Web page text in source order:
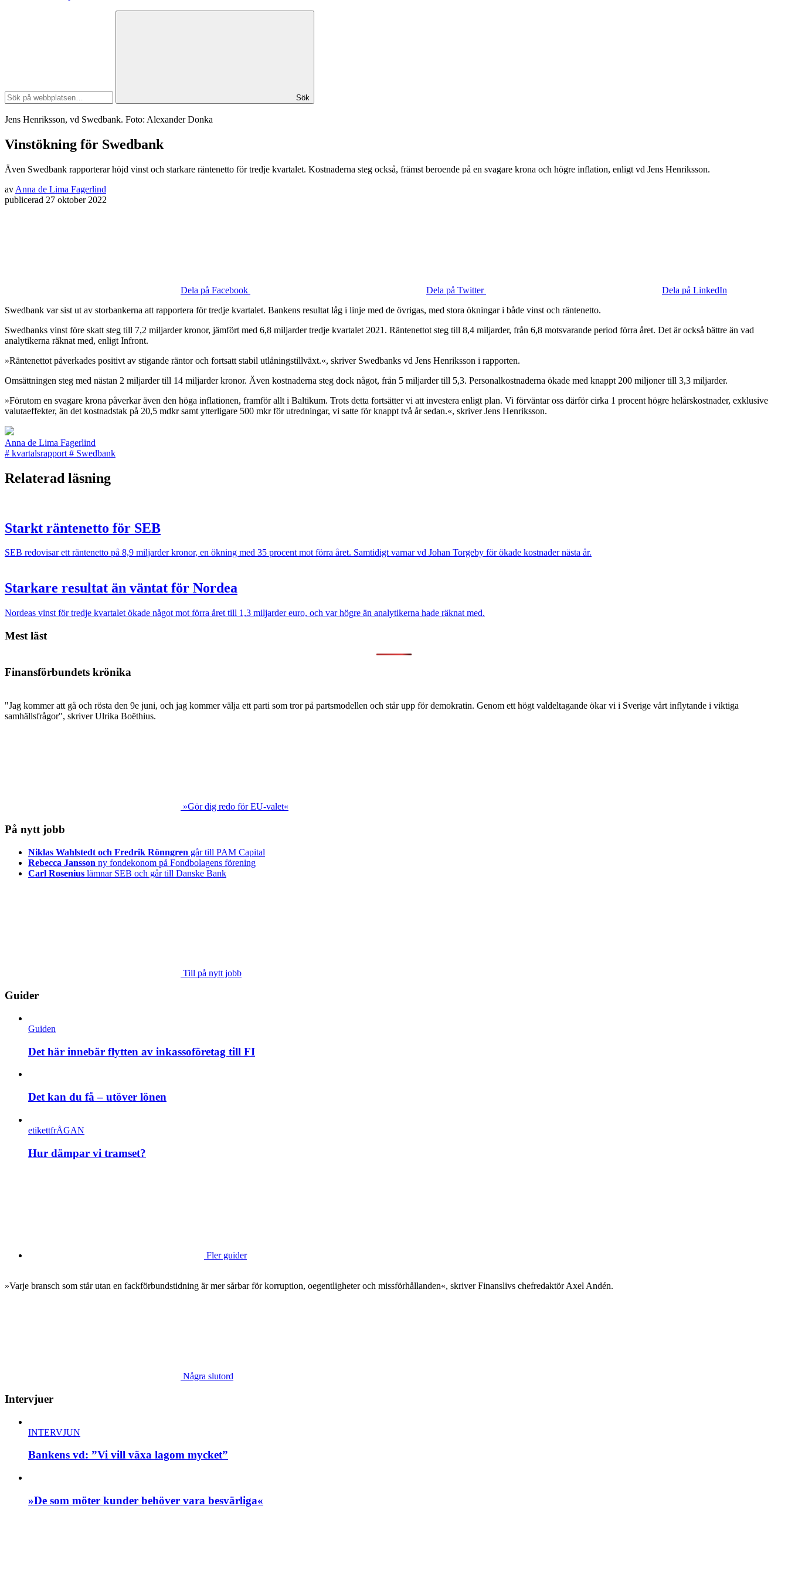
Sök
Jens Henriksson, vd Swedbank. Foto: Alexander Donka
Vinstökning för Swedbank
Även Swedbank rapporterar höjd vinst och starkare räntenetto för tredje kvartalet. Kostnaderna steg också, främst beroende på en svagare krona och högre inflation, enligt vd Jens Henriksson.
av Anna de Lima Fagerlind
publicerad 27 oktober 2022
Dela på Facebook Dela på Twitter
Dela på LinkedIn
Swedbank var sist ut av storbankerna att rapportera för tredje kvartalet. Bankens resultat låg i linje med de övrigas, med stora ökningar i både vinst och räntenetto.
Swedbanks vinst före skatt steg till 7,2 miljarder kronor, jämfört med 6,8 miljarder tredje kvartalet 2021. Räntenettot steg till 8,4 miljarder, från 6,8 motsvarande period förra året. Det är också bättre än vad
analytikerna räknat med, enligt Infront.
»Räntenettot påverkades positivt av stigande räntor och fortsatt stabil utlåningstillväxt.«, skriver Swedbanks vd Jens Henriksson i rapporten.
Omsättningen steg med nästan 2 miljarder till 14 miljarder kronor. Även kostnaderna steg dock något, från 5 miljarder till 5,3. Personalkostnaderna ökade med knappt 200 miljoner till 3,3 miljarder.
»Förutom en svagare krona påverkar även den höga inflationen, framför allt i Baltikum. Trots detta fortsätter vi att investera enligt plan. Vi förväntar oss därför cirka 1 procent högre helårskostnader, exklusive
valutaeffekter, än det kostnadstak på 20,5 mdkr samt ytterligare 500 mkr för utredningar, vi satte för knappt två år sedan.«, skriver Jens Henriksson.
Anna de Lima Fagerlind
# kvartalsrapport # Swedbank
Relaterad läsning
Starkt räntenetto för SEB
SEB redovisar ett räntenetto på 8,9 miljarder kronor, en ökning med 35 procent mot förra året. Samtidigt varnar vd Johan Torgeby för ökade kostnader nästa år.
Starkare resultat än väntat för Nordea
Nordeas vinst för tredje kvartalet ökade något mot förra året till 1,3 miljarder euro, och var högre än analytikerna hade räknat med.
Mest läst
Finansförbundets krönika
"Jag kommer att gå och rösta den 9e juni, och jag kommer välja ett parti som tror på partsmodellen och står upp för demokratin. Genom ett högt valdeltagande ökar vi i Sverige vårt inflytande i viktiga
samhällsfrågor", skriver Ulrika Boëthius.
»Gör dig redo för EU-valet«
På nytt jobb
Niklas Wahlstedt och Fredrik Rönngren går till PAM Capital
Rebecca Jansson ny fondekonom på Fondbolagens förening
Carl Rosenius lämnar SEB och går till Danske Bank
Till på nytt jobb
Guider
Guiden
Det här innebär flytten av inkassoföretag till FI
Det kan du få – utöver lönen
etikettfrÅGAN
Hur dämpar vi tramset?
Fler guider
»Varje bransch som står utan en fackförbundstidning är mer sårbar för korruption, oegentligheter och missförhållanden«, skriver Finanslivs chefredaktör Axel Andén.
Några slutord
Intervjuer
INTERVJUN
Bankens vd: ”Vi vill växa lagom mycket”
»De som möter kunder behöver vara besvärliga«